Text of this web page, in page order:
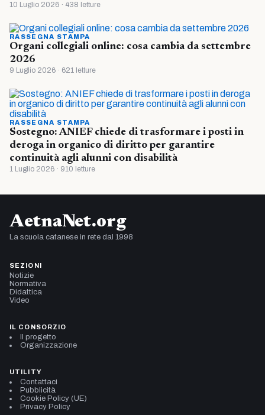
10 Luglio 2026 · 438 letture
RASSEGNA STAMPA
Organi collegiali online: cosa cambia da settembre
2026
9 Luglio 2026 · 621 letture
RASSEGNA STAMPA
Sostegno: ANIEF chiede di trasformare i posti in
deroga in organico di diritto per garantire
continuità agli alunni con disabilità
1 Luglio 2026 · 910 letture
AetnaNet.org
La scuola catanese in rete dal 1998
SEZIONI
Notizie
Normativa
Didattica
Video
IL CONSORZIO
Il progetto
Organizzazione
UTILITY
Contattaci
Pubblicità
Cookie Policy (UE)
Privacy Policy